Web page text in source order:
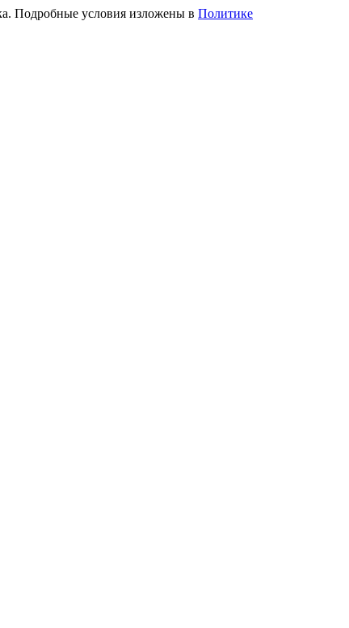
Подробные условия изложены в Политике